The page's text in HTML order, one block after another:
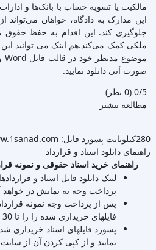
مالکیت یا تسویه حساب با بانک‌ها و
این مدارک به دادگاه، خواهان می‌تواند
جلوگیری کند. این اقدام به حفظ حقوق
ملکی کمک می‌کند.هم اینک می توانید
صورت آنی دانلود نمایید.
‫0/5 ‫(0 نظر)
مطالعه بیشتر
280کیلوبایت
پسورد فایل: www.1sanad.com
راهنمای دانلود اسناد و قرارداد
راهنمای خرید اسناد حقوقی و نمونه
لینک دانلود فایل اسناد و
پرداخت وجه به نمایش در خواهد
پس از پرداخت وجه نمونه
فایلهای خریداری شده را را تا 30 روز
پسورد فایلهای اسناد خریداری
نمایید و از کپی کردن آن از